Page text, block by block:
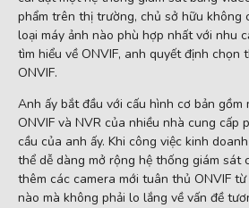
phẩm trên thị trường, chủ sở hữu không
loại máy ảnh nào phù hợp nhất với nhu
tìm hiểu về ONVIF, anh quyết định chọn
ONVIF.
Anh ấy bắt đầu với cấu hình cơ bản
ONVIF và NVR của nhiều nhà cung cấp
cầu của anh ấy. Khi công việc kinh
thể dễ dàng mở rộng hệ thống giám sát
thêm các camera mới tuân thủ ONVIF
nào mà không phải lo lắng về vấn đề